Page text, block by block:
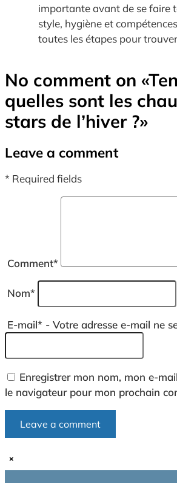
importante avant de se faire
style, hygiène et
toutes les étapes pour
No comment on
quelles sont les
stars de l’hiver ?»
Leave a comment
* Required fields
Comment*
Nom*
E-mail* - Votre adresse e-mail ne
Enregistrer mon nom, mon e-
le navigateur pour mon prochain
×